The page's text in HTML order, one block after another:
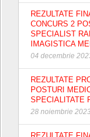
REZULTATE
CONCURS 2
SPECIALIST
IMAGISTICA
04 decembrie
REZULTATE
POSTURI
SPECIALITATE
28 noiembrie